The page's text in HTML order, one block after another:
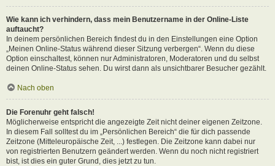
Wie kann ich verhindern, dass mein Benutzername in der Online-Liste
auftaucht?
In deinem persönlichen Bereich findest du in den Einstellungen eine Option
„Meinen Online-Status während dieser Sitzung verbergen“. Wenn du diese
Option einschaltest, können nur Administratoren, Moderatoren und du selbst
deinen Online-Status sehen. Du wirst dann als unsichtbarer Besucher gezählt.
Nach oben
Die Forenuhr geht falsch!
Möglicherweise entspricht die angezeigte Zeit nicht deiner eigenen Zeitzone.
In diesem Fall solltest du im „Persönlichen Bereich“ die für dich passende
Zeitzone (Mitteleuropäische Zeit, ...) festlegen. Die Zeitzone kann dabei nur
von registrierten Benutzern geändert werden. Wenn du noch nicht registriert
bist, ist dies ein guter Grund, dies jetzt zu tun.